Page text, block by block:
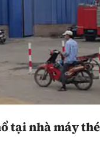
tại nhà máy